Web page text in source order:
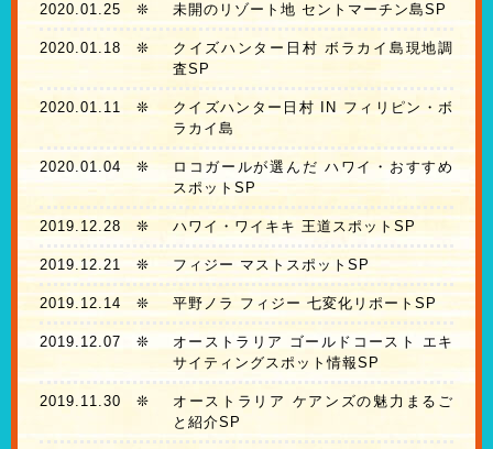
2020.01.25 ❊ 未開のリゾート地 セントマーチン島SP
2020.01.18 ❊
クイズハンター日村 ボラカイ島現地調
査SP
2020.01.11❊
クイズハンター日村 IN フィリピン・ボ
ラカイ島
2020.01.04 ❊
ロコガールが選んだ ハワイ・おすすめ
スポットSP
2019.12.28 ❊ ハワイ・ワイキキ 王道スポットSP
2019.12.21 ❊ フィジー マストスポットSP
2019.12.14 ❊ 平野ノラ フィジー 七変化リポートSP
2019.12.07 ❊
オーストラリア ゴールドコースト エキ
サイティングスポット情報SP
2019.11.30 ❊
オーストラリア ケアンズの魅力まるご
と紹介SP